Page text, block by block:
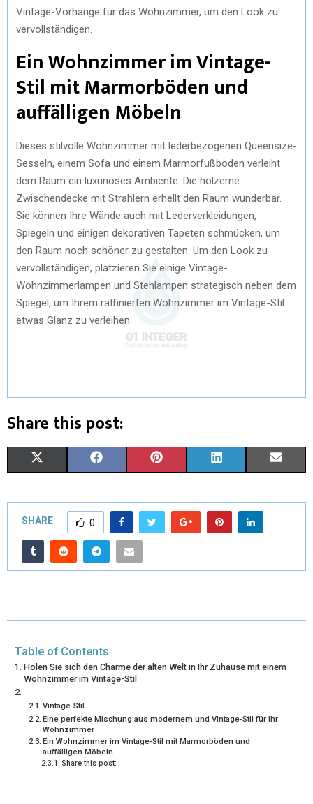
Vintage-Vorhänge für das Wohnzimmer, um den Look zu
vervollständigen.
Ein Wohnzimmer im Vintage-
Stil mit Marmorböden und
auffälligen Möbeln
Dieses stilvolle Wohnzimmer mit lederbezogenen Queensize-
Sesseln, einem Sofa und einem Marmorfußboden verleiht
dem Raum ein luxuriöses Ambiente. Die hölzerne
Zwischendecke mit Strahlern erhellt den Raum wunderbar.
Sie können Ihre Wände auch mit Lederverkleidungen,
Spiegeln und einigen dekorativen Tapeten schmücken, um
den Raum noch schöner zu gestalten. Um den Look zu
vervollständigen, platzieren Sie einige Vintage-
Wohnzimmerlampen und Stehlampen strategisch neben dem
Spiegel, um Ihrem raffinierten Wohnzimmer im Vintage-Stil
etwas Glanz zu verleihen.
Share this post:
I
)
C
E
B
N
T
N
K
SHARE 0
Table of Contents
Holen Sie sich den Charme der alten Welt in Ihr Zuhause mit einem
Wohnzimmer im Vintage-Stil
Vintage-Stil
Eine perfekte Mischung aus modernem und Vintage-Stil für Ihr
Wohnzimmer
Ein Wohnzimmer im Vintage-Stil mit Marmorböden und
auffälligen Möbeln
Share this post: